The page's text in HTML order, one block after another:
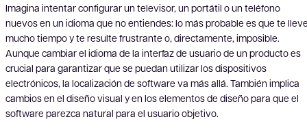
Imagina intentar configurar un televisor, un portátil o un teléfono
nuevos en un idioma que no entiendes: lo más probable es que te
mucho tiempo y te resulte frustrante o, directamente, imposible.
Aunque cambiar el idioma de la interfaz de usuario de un producto es
crucial para garantizar que se puedan utilizar los dispositivos
electrónicos, la localización de software va más allá. También implica
cambios en el diseño visual y en los elementos de diseño para que el
software parezca natural para el usuario objetivo.